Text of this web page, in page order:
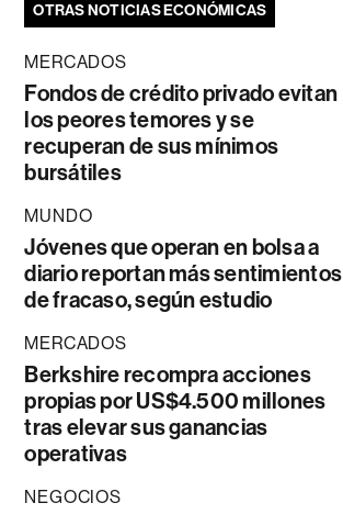
OTRAS NOTICIAS ECONÓMICAS
MERCADOS
Fondos de crédito privado evitan
los peores temores y se
recuperan de sus mínimos
bursátiles
MUNDO
Jóvenes que operan en bolsa a
diario reportan más sentimientos
de fracaso, según estudio
MERCADOS
Berkshire recompra acciones
propias por US$4.500 millones
tras elevar sus ganancias
operativas
NEGOCIOS